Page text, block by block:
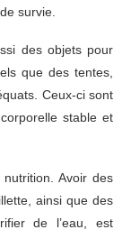
survie.
des objets pour
que des tentes,
Ceux-ci sont
stable et
Avoir des
ainsi que des
de l’eau, est